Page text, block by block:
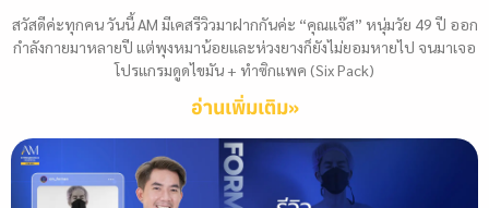
สวัสดีค่ะทุกคน วันนี้ AM มีเคสรีวิวมาฝากกันค่ะ “คุณแจ๊ส” หนุ่มวัย 49 ปี ออก
กำลังกายมาหลายปี แต่พุงหมาน้อยและห่วงยางก็ยังไม่ยอมหายไป จนมาเจอ
โปรแกรมดูดไขมัน + ทำซิกแพค (Six Pack)
อ่านเพิ่มเติม»